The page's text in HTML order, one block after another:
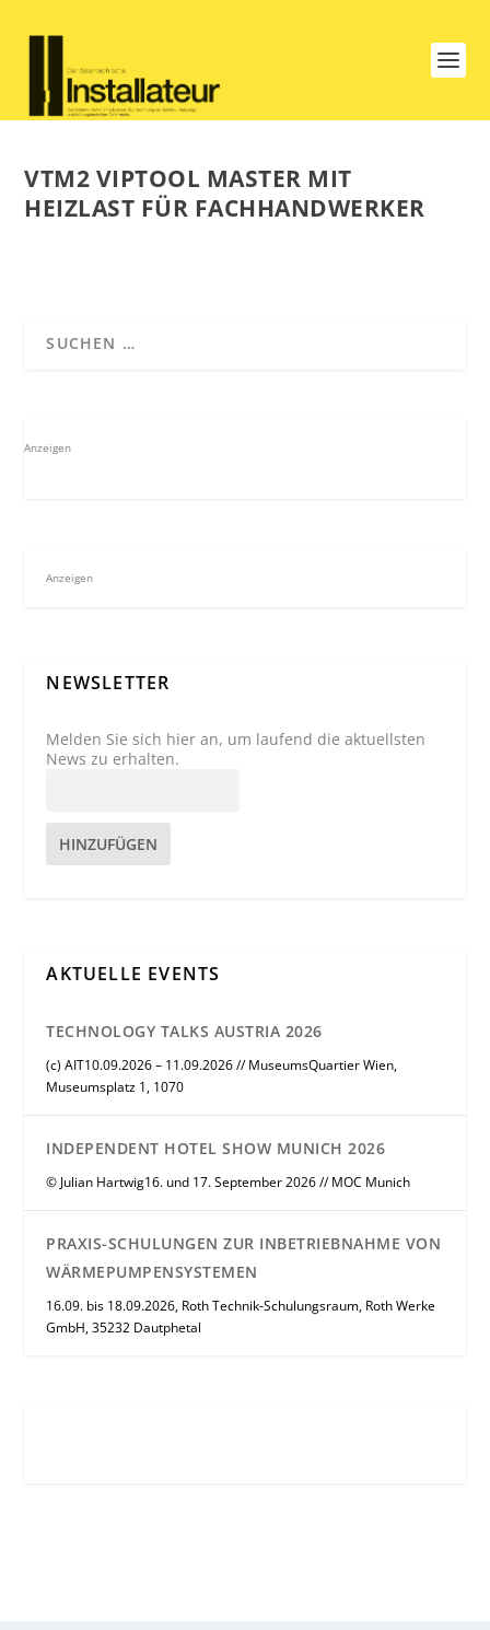
VTM2 VIPTOOL MASTER MIT
HEIZLAST FÜR FACHHANDWERKER
Anzeigen
Anzeigen
NEWSLETTER
Melden Sie sich hier an, um laufend die aktuellsten
News zu erhalten.
HINZUFÜGEN
AKTUELLE EVENTS
TECHNOLOGY TALKS AUSTRIA 2026
(c) AIT10.09.2026 – 11.09.2026 // MuseumsQuartier Wien,
Museumsplatz 1, 1070
INDEPENDENT HOTEL SHOW MUNICH 2026
© Julian Hartwig16. und 17. September 2026 // MOC Munich
PRAXIS-SCHULUNGEN ZUR INBETRIEBNAHME VON
WÄRMEPUMPENSYSTEMEN
16.09. bis 18.09.2026, Roth Technik-Schulungsraum, Roth Werke
GmbH, 35232 Dautphetal